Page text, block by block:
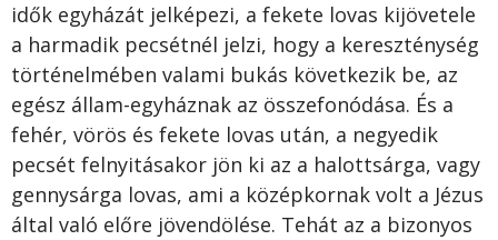
idők egyházát jelképezi, a fekete lovas kijövetele
a harmadik pecsétnél jelzi, hogy a kereszténység
történelmében valami bukás következik be, az
egész állam-egyháznak az összefonódása. És a
fehér, vörös és fekete lovas után, a negyedik
pecsét felnyitásakor jön ki az a halottsárga, vagy
gennysárga lovas, ami a középkornak volt a Jézus
által való előre jövendölése. Tehát az a bizonyos